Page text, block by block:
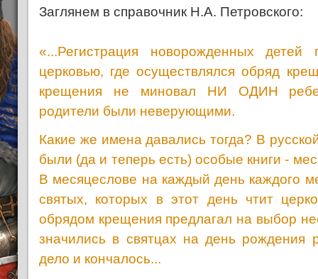
Заглянем в справочник Н.А. Петровского:
«...Регистрация новорожденных детей
церковью, где осуществлялся обряд
крещения не миновал НИ ОДИН
родители были неверующими.
Какие же имена давались тогда? В
были (да и теперь есть) особые книги -
В месяцеслове на каждый день каждого
святых, которых в этот день чтит
обрядом крещения предлагал на выбор
значились в святцах на день рождения
дело и кончалось...